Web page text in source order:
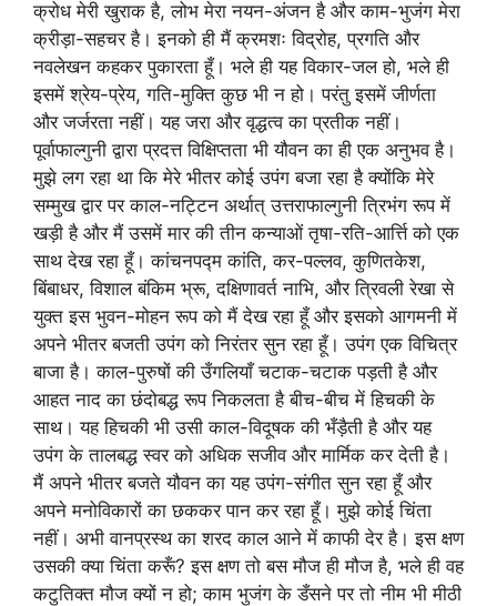
क्रोध मेरी खुराक है, लोभ मेरा नयन-अंजन है और काम-भुजंग मेरा
क्रीड़ा-सहचर है। इनको ही मैं क्रमशः विद्रोह, प्रगति और
नवलेखन कहकर पुकारता हूँ। भले ही यह विकार-जल हो, भले ही
इसमें श्रेय-प्रेय, गति-मुक्ति कुछ भी न हो। परंतु इसमें जीर्णता
और जर्जरता नहीं। यह जरा और वृद्धत्व का प्रतीक नहीं।
पूर्वाफाल्गुनी द्वारा प्रदत्त विक्षिप्तता भी यौवन का ही एक अनुभव है।
मुझे लग रहा था कि मेरे भीतर कोई उपंग बजा रहा है क्योंकि मेरे
सम्मुख द्वार पर काल-नट्टिन अर्थात् उत्तराफाल्गुनी त्रिभंग रूप में
खड़ी है और मैं उसमें मार की तीन कन्याओं तृषा-रति-आर्त्ति को एक
साथ देख रहा हूँ। कांचनपद्म कांति, कर-पल्लव, कुणितकेश,
बिंबाधर, विशाल बंकिम भ्रू, दक्षिणावर्त नाभि, और त्रिवली रेखा से
युक्त इस भुवन-मोहन रूप को मैं देख रहा हूँ और इसको आगमनी में
अपने भीतर बजती उपंग को निरंतर सुन रहा हूँ। उपंग एक विचित्र
बाजा है। काल-पुरुषों की उँगलियाँ चटाक-चटाक पड़ती है और
आहत नाद का छंदोबद्ध रूप निकलता है बीच-बीच में हिचकी के
साथ। यह हिचकी भी उसी काल-विदूषक की भँड़ैती है और यह
उपंग के तालबद्ध स्वर को अधिक सजीव और मार्मिक कर देती है।
मैं अपने भीतर बजते यौवन का यह उपंग-संगीत सुन रहा हूँ और
अपने मनोविकारों का छककर पान कर रहा हूँ। मुझे कोई चिंता
नहीं। अभी वानप्रस्थ का शरद काल आने में काफी देर है। इस क्षण
उसकी क्या चिंता करूँ? इस क्षण तो बस मौज ही मौज है, भले ही वह
कटुतिक्त मौज क्यों न हो; काम भुजंग के डँसने पर तो नीम भी मीठी